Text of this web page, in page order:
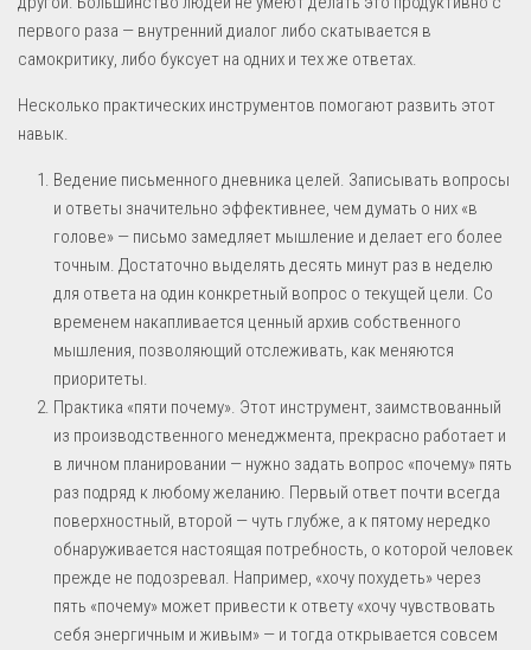
первого раза — внутренний диалог либо скатывается в
самокритику, либо буксует на одних и тех же ответах.
Несколько практических инструментов помогают развить этот
навык.
Ведение письменного дневника целей. Записывать вопросы
и ответы значительно эффективнее, чем думать о них «в
голове» — письмо замедляет мышление и делает его более
точным. Достаточно выделять десять минут раз в неделю
для ответа на один конкретный вопрос о текущей цели. Со
временем накапливается ценный архив собственного
мышления, позволяющий отслеживать, как меняются
приоритеты.
Практика «пяти почему». Этот инструмент, заимствованный
из производственного менеджмента, прекрасно работает и
в личном планировании — нужно задать вопрос «почему» пять
раз подряд к любому желанию. Первый ответ почти всегда
поверхностный, второй — чуть глубже, а к пятому нередко
обнаруживается настоящая потребность, о которой человек
прежде не подозревал. Например, «хочу похудеть» через
пять «почему» может привести к ответу «хочу чувствовать
себя энергичным и живым» — и тогда открывается совсем